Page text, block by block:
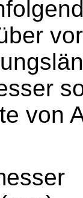
von